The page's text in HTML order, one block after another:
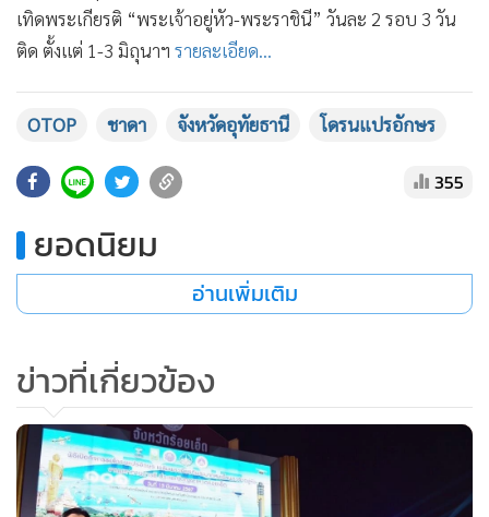
• จีน
• ชุมชน-คุณภาพชีวิต
Motoring
• วิทยาศาสตร์
หุ้น
• กองทุนรวม
• Factcheck
• ญี่ปุ่น
•
News1
• Gotomanager
เทิดพระเกียรติ “พระเจ้าอยู่หัว-พระราชินี” วันละ 2 รอบ 3 วัน
ติด ตั้งแต่ 1-3 มิถุนาฯ รายละเอียด...
OTOP ชาดา จังหวัดอุทัยธานี โดรนแปรอักษร
355
ยอดนิยม
อ่านเพิ่มเติม
ข่าวที่เกี่ยวข้อง